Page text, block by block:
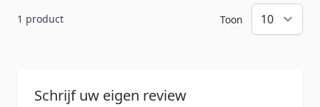
1 product Toon
Schrijf uw eigen review